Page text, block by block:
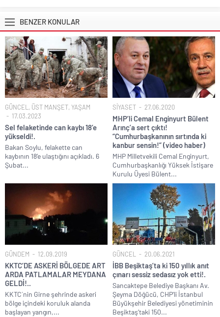
BENZER KONULAR
GÜNCEL , ÜST MANŞET, YAŞAM
17.03.2023
Sel felaketinde can kaybı 18’e
yükseldi!.
Bakan Soylu, felakette can
kaybının 18’e ulaştığını açıkladı. 6
Şubat...
SİYASET 27.06.2020
MHP’li Cemal Enginyurt Bülent
Arınç’a sert çıktı!
“Cumhurbaşkanının sırtında ki
kanbur sensin!” (video haber)
MHP Milletvekili Cemal Enginyurt,
Cumhurbaşkanlığı Yüksek İstişare
Kurulu Üyesi Bülent...
GÜNDEM 12.09.2019
KKTC’DE ASKERİ BÖLGEDE ART
ARDA PATLAMALAR MEYDANA
GELDİ!..
KKTC´nin Girne şehrinde askeri
bölge içindeki koruluk alanda
başlayan yangın,...
GÜNCEL 20.06.2021
İBB Beşiktaş’ta ki 150 yıllık anıt
çınarı sessiz sedasız yok etti!.
Sancaktepe Belediye Başkanı Av.
Şeyma Döğücü, CHP’li İstanbul
Büyükşehir Belediyesi yönetiminin
Beşiktaş’taki 150...